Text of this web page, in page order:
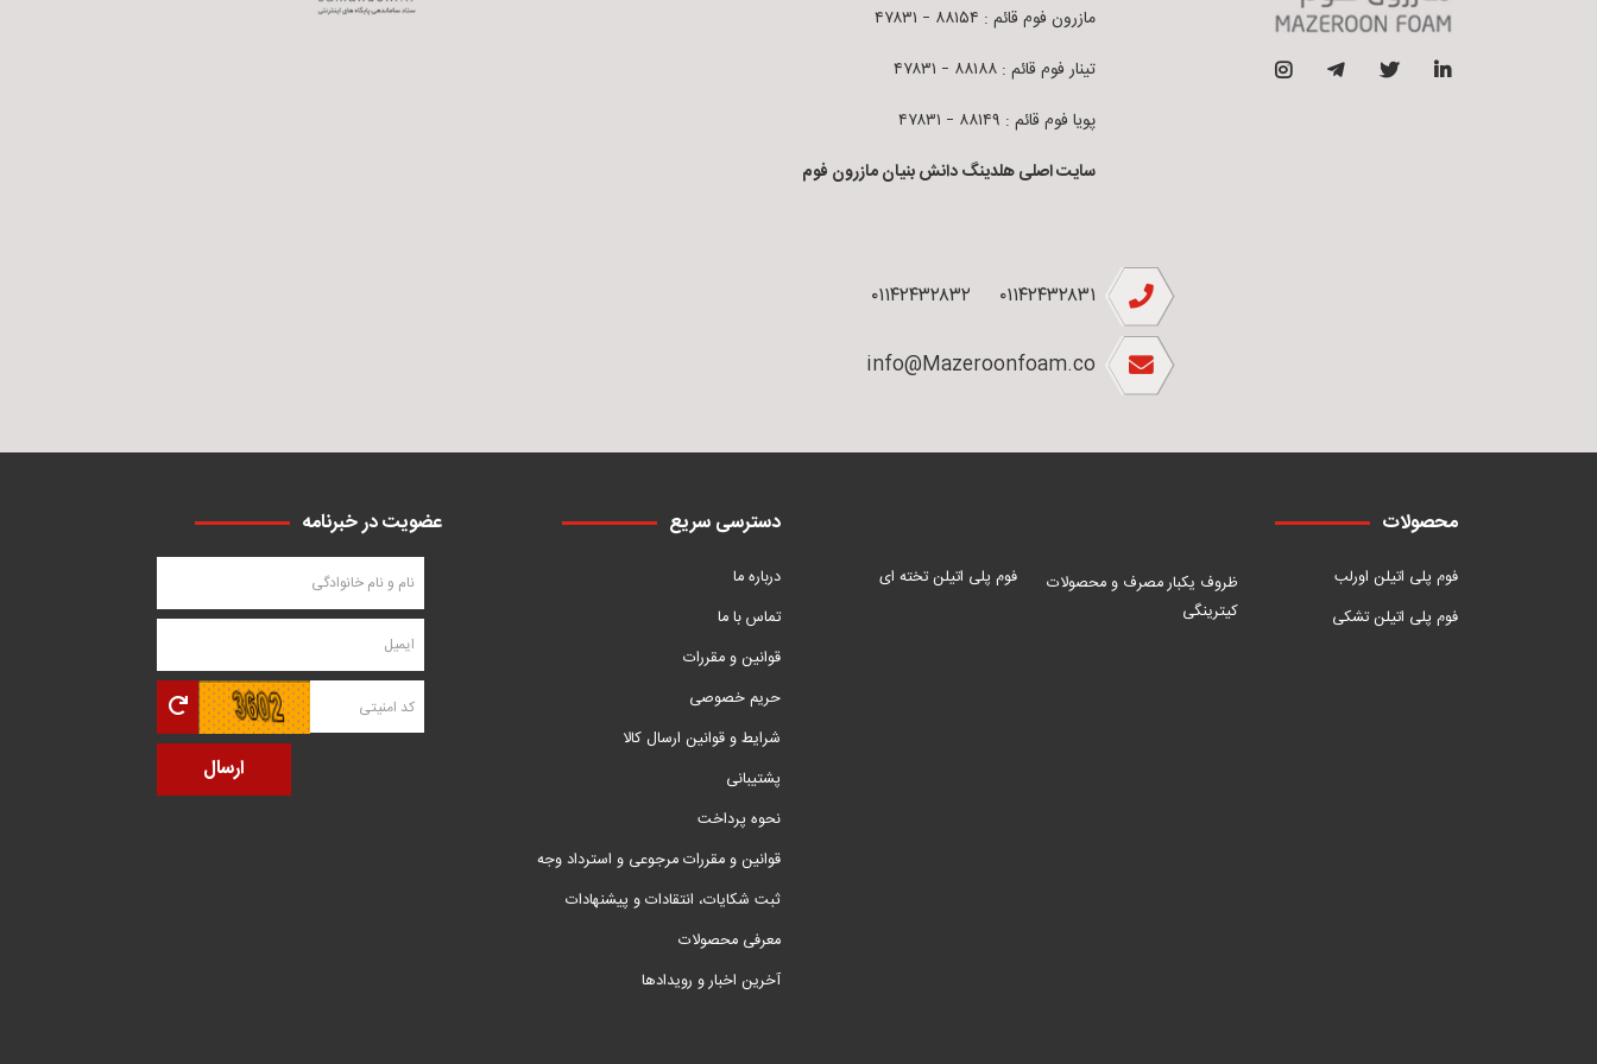
مازرون فوم قائم : ۸۸۱۵۴ – ۴۷۸۳۱
تینار فوم قائم : ۸۸۱۸۸ – ۴۷۸۳۱
پویا فوم قائم : ۸۸۱۴۹ – ۴۷۸۳۱
سایت اصلی هلدینگ دانش بنیان مازرون فوم
۰۱۱۴۲۴۳۲۸۳۱ ۰۱۱۴۲۴۳۲۸۳۲
info@Mazeroonfoam.co
محصولات
فوم پلی اتیلن اورلب
فوم پلی اتیلن تشکی
ظروف یکبار مصرف و محصولات
کیترینگی
فوم پلی اتیلن تخته ای
دسترسی سریع
درباره ما
تماس با ما
قوانین و مقررات
حریم خصوصی
شرایط و قوانین ارسال کالا
پشتیبانی
نحوه پرداخت
قوانین و مقررات مرجوعی و استرداد وجه
ثبت شکایات، انتقادات و پیشنهادات
معرفی محصولات
آخرین اخبار و رویدادها
عضویت در خبرنامه